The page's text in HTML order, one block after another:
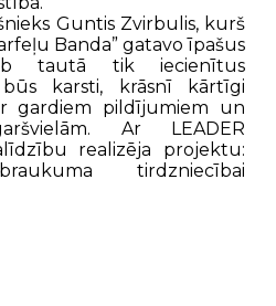
Guntis Zvirbulis, kurš
Banda” gatavo īpašus
tautā tik iecienītus
būs karsti, krāsnī kārtīgi
gardiem pildījumiem un
Ar LEADER
realizēja projektu:
tirdzniecībai